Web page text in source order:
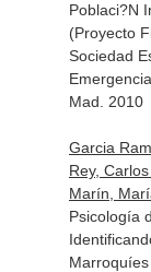
Poblaci?N
(Proyecto
Sociedad
Mad. 2010
Garcia
Rey,
Marín,
Psicología